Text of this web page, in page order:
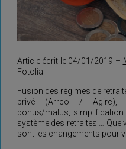
Article écrit le 04/01/2019 –
Fotolia
Fusion des régimes de
privé (Arrco / Agirc),
bonus/malus, simplification
système des retraites …
sont les changements pour